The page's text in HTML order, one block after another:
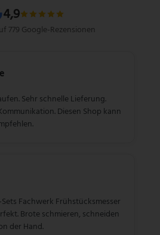
4,9
779 Google-Rezensionen
Sehr schnelle Lieferung.
Diesen Shop kann
Fachwerk Frühstücksmesser
Brote schmieren, schneiden
der Hand.